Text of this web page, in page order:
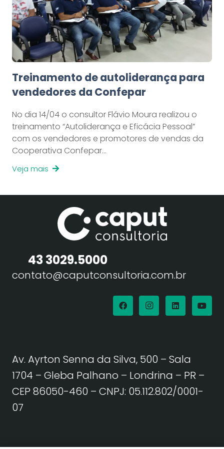
Treinamento de autoliderança para
vendedores da Confepar
No dia 14/04 o consultor Flávio Moura realizou o
treinamento “Autoliderança e Eficácia Pessoal”
com os vendedores e promotores de vendas da
Cooperativa Confepar…
Veja mais
43 3029.5000
contato@caputconsultoria.com.br
Av. Ayrton Senna da Silva, 500 – Sala
1704 – Gleba Palhano – Londrina – PR –
CEP 86050-460 – CNPJ: 05.112.802/0001-
07